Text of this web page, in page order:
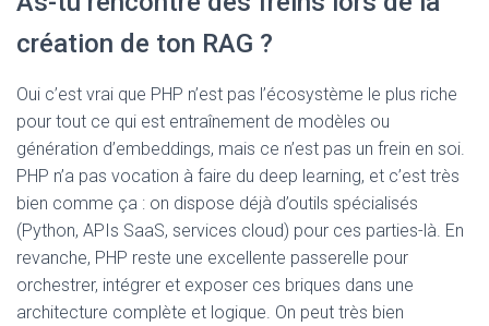
création de ton RAG ?
Oui c’est vrai que PHP n’est pas l’écosystème le plus riche
pour tout ce qui est entraînement de modèles ou
génération d’embeddings, mais ce n’est pas un frein en soi.
PHP n’a pas vocation à faire du deep learning, et c’est très
bien comme ça : on dispose déjà d’outils spécialisés
(Python, APIs SaaS, services cloud) pour ces parties-là. En
revanche, PHP reste une excellente passerelle pour
orchestrer, intégrer et exposer ces briques dans une
architecture complète et logique. On peut très bien